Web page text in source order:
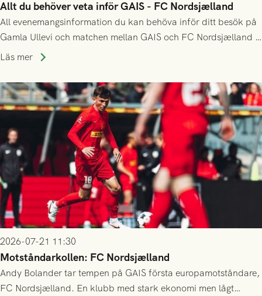
Allt du behöver veta inför GAIS - FC Nordsjælland
All evenemangsinformation du kan behöva inför ditt besök på
Gamla Ullevi och matchen mellan GAIS och FC Nordsjælland i
kvalet till Conference League! Avspark kl 19.00 på torsdag
Läs mer
2026-07-21 11:30
Motståndarkollen: FC Nordsjælland
Andy Bolander tar tempen på GAIS första europamotståndare,
FC Nordsjælland. En klubb med stark ekonomi men lågt